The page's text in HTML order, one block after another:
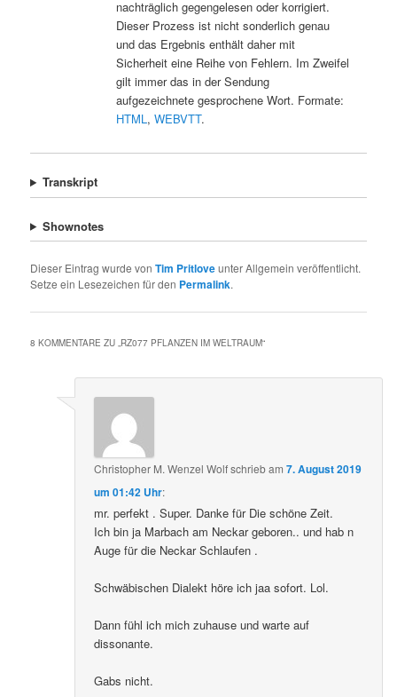
nachträglich gegengelesen oder korrigiert.
Dieser Prozess ist nicht sonderlich genau
und das Ergebnis enthält daher mit
Sicherheit eine Reihe von Fehlern. Im Zweifel
gilt immer das in der Sendung
aufgezeichnete gesprochene Wort. Formate:
HTML, WEBVTT.
Transkript
Shownotes
Dieser Eintrag wurde vonTim Pritloveunter Allgemein veröffentlicht.
Setze ein Lesezeichen für den Permalink.
8 KOMMENTARE ZU „ RZ077 PFLANZEN IM WELTRAUM“
Christopher M. Wenzel Wolfschriebam7. August 2019
um 01:42 Uhr:
mr. perfekt . Super. Danke für Die schöne Zeit.
Ich bin ja Marbach am Neckar geboren.. und hab n
Auge für die Neckar Schlaufen .
Schwäbischen Dialekt höre ich jaa sofort. Lol.
Dann fühl ich mich zuhause und warte auf
dissonante.
Gabs nicht.